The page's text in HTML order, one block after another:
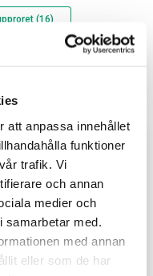
att anpassa innehållet
funktioner
trafik. Vi
och annan
medier och
med.
med annan
eller som de har
(16)
sålts